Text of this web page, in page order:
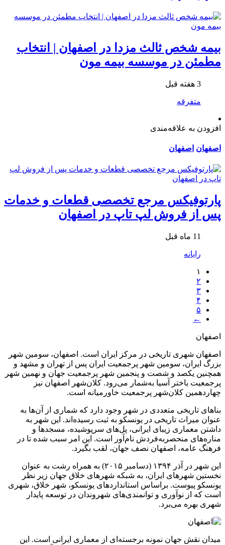
بیمه شخص ثالث مزدا در اصفهان | انتخاب
مطمئن در موسسه بیمه مون
3 هفته قبل
متفرقه
افزودن به علاقه‌مندی
اصفهان اصفهان
پارتوفیکس مرجع تخصصی قطعات و خدمات
پس از فروش لپ تاپ در اصفهان
11 ماه قبل
رایانه
۱
۲
۳
۴
۵
←
اصفهان
اصفهان شهری تاریخی در مرکز ایران است. اصفهان، سومین شهر
بزرگ ایران، سومین شهر پرجمعیت ایران پس از تهران و مشهد و
همچنین یکصد و شصت و پنجمین شهر پرجمعیت جهان و نهمین شهر
پرجمعیت باختر آسیا به‌شمار می‌رود. کلان‌شهر اصفهان نیز
چهاردهمین کلان‌شهر پرجمعیت خاورمیانه است.
بناهای تاریخی متعددی در شهر وجود دارد که شماری از آن‌ها به
عنوان میراث تاریخی در یونسکو به ثبت رسیده‌اند. این شهر به
داشتن معماری زیبای ایرانی، پل‌های سرپوشیده، مسجدها و
مناره‌های منحصربه‌فردش نام‌آور است. این امر سبب شده تا در
فرهنگ عامه، اصفهان نصف جهان، لقب بگیرد.
این شهر در آذر ۱۳۹۴ (دسامبر ۲۰۱۵) به همراه رشت به عنوان
نخستین شهرهای ایران، به شبکه شهرهای خلاق جهان زیر نظر
یونسکو پیوست. براساس استانداردهای یونسکو، شهر خلاق، شهری
است که از نوآوری و توانمندی‌های شهروندان در توسعه پایدار
شهری بهره می‌برد.
میدان نقش جهان نمونه برجسته‌ای از معماری ایرانی است. این